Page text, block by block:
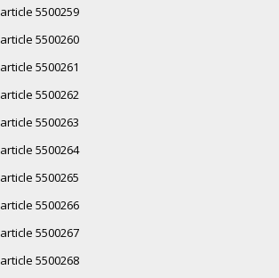
article 5500259
article 5500260
article 5500261
article 5500262
article 5500263
article 5500264
article 5500265
article 5500266
article 5500267
article 5500268